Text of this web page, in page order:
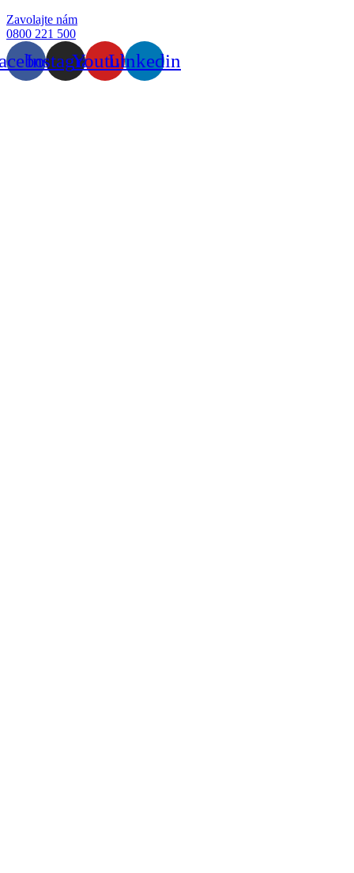
Zavolajte nám
0800 221 500
InstagramYoutubeLinkedin